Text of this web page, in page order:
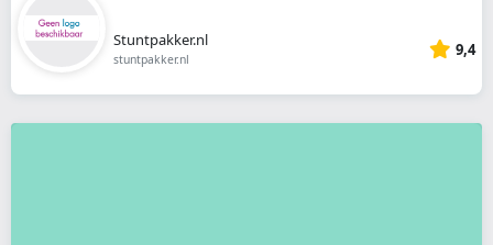
Stuntpakker.nl
stuntpakker.nl 9,4